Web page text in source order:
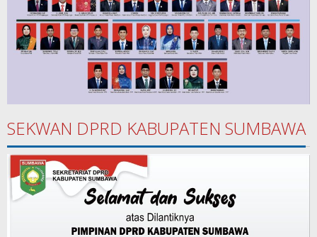
SEKWAN DPRD KABUPATEN SUMBAWA